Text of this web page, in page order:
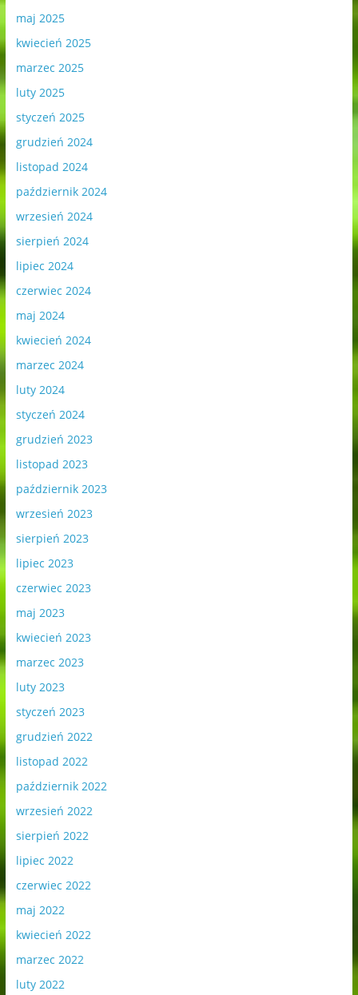
maj 2025
kwiecień 2025
marzec 2025
luty 2025
styczeń 2025
grudzień 2024
listopad 2024
październik 2024
wrzesień 2024
sierpień 2024
lipiec 2024
czerwiec 2024
maj 2024
kwiecień 2024
marzec 2024
luty 2024
styczeń 2024
grudzień 2023
listopad 2023
październik 2023
wrzesień 2023
sierpień 2023
lipiec 2023
czerwiec 2023
maj 2023
kwiecień 2023
marzec 2023
luty 2023
styczeń 2023
grudzień 2022
listopad 2022
październik 2022
wrzesień 2022
sierpień 2022
lipiec 2022
czerwiec 2022
maj 2022
kwiecień 2022
marzec 2022
luty 2022